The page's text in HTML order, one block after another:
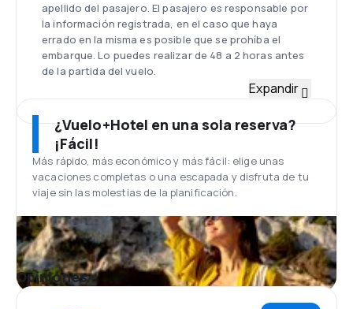
apellido del pasajero. El pasajero es responsable por
la información registrada, en el caso que haya
errado en la misma es posible que se prohíba el
embarque. Lo puedes realizar de 48 a 2 horas antes
de la partida del vuelo.
200 aviões de los tipos Airbus A340-500 los tipos,
A340-300 , A330-300 , Boeing 767-200 , 767-300 y
Embraer 175 y 190. Todos los aviones de la aerolínea
canadiense han sido objeto de una actualización,
por lo que el interior es muy moderno. La flota de Air
Canada Jazz tiene 133 aviones de los tipos CRJ -
100er, CRJ - 200, CRJ -705 , De Havilland /
Bombardier Dash 8 100/200 , De Havilland /
Bombardier Dash.
Aeropuerto Internacional Pierre Elliott
Trudeau
La sede principal de Air Canada es el aeropuerto de
Expandir
¿Vuelo+Hotel en una sola reserva?
¡Fácil!
Más rápido, más económico y más fácil: elige unas
vacaciones completas o una escapada y disfruta de tu
viaje sin las molestias de la planificación.
Opiniones